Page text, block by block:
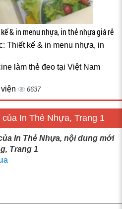
& in menu nhựa, in thẻ nhựa giá rẻ
Thiết kế & in menu nhựa, in
làm thẻ đeo tại Việt Nam
6637
In Thẻ Nhựa, Trang 1
In Thẻ Nhựa, nội dung mới
Trang 1